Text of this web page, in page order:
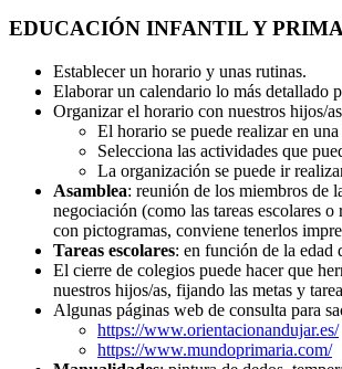
EDUCACIÓN INFANTIL Y
Establecer un horario y unas rutinas.
Elaborar un calendario lo más detallado
Organizar el horario con nuestros hijos/
El horario se puede realizar en
Selecciona las actividades que
La organización se puede ir
Asamblea: reunión de los miembros de
negociación (como las tareas escolares
con pictogramas, conviene tenerlos
Tareas escolares: en función de la edad
El cierre de colegios puede hacer que
nuestros hijos/as, fijando las metas y
Algunas páginas web de consulta para
https://www.orientacionandujar.es/
https://www.mundoprimaria.com/